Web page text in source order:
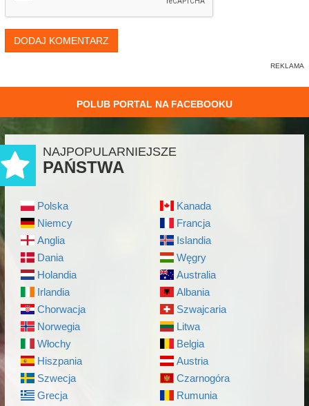
DODAJ KOMENTARZ
POLUB PORTAL NA FACEBOOKU
NAJPOPULARNIEJSZE
PAŃSTWA
Polska
Niemcy
Anglia
Dania
Holandia
Irlandia
Chorwacja
Norwegia
Włochy
Hiszpania
Szwecja
Grecja
Kanada
Francja
Islandia
Węgry
Australia
Albania
Szwajcaria
Litwa
Belgia
Austria
Czarnogóra
Rumunia